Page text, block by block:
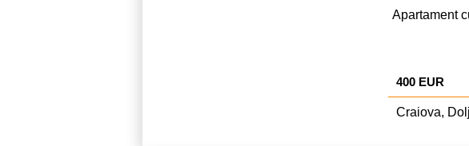
Apartament
400 EUR
Craiova, Dolj